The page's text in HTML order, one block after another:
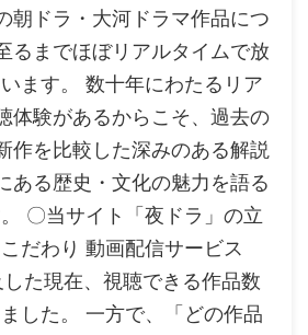
朝ドラ・大河ドラマ作品につ
るまでほぼリアルタイムで放
ます。 数十年にわたるリア
体験があるからこそ、過去の
作を比較した深みのある解説
ある歴史・文化の魅力を語る
〇当サイト「夜ドラ」の立
だわり 動画配信サービス
した現在、視聴できる作品数
した。 一方で、「どの作品